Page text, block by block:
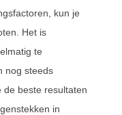
kun je
Het is
te
nog steeds
de beste resultaten
in